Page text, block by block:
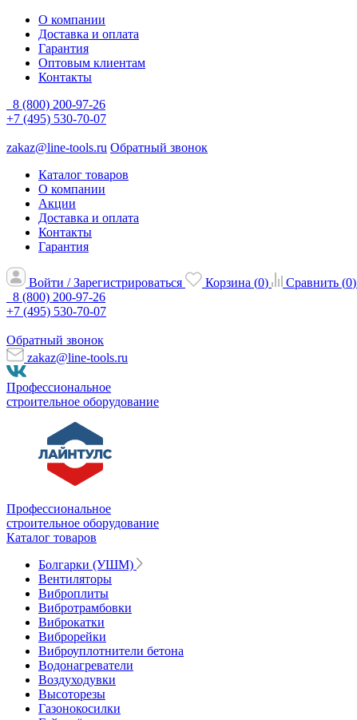
О компании
Доставка и оплата
Гарантия
Оптовым клиентам
Контакты
8 (800) 200-97-26
+7 (495) 530-70-07
zakaz@line-tools.ru Обратный звонок
Каталог товаров
О компании
Акции
Доставка и оплата
Контакты
Гарантия
Войти / Зарегистрироваться Корзина (0) Сравнить (0)
8 (800) 200-97-26
+7 (495) 530-70-07
Обратный звонок
zakaz@line-tools.ru
Профессиональное
строительное оборудование
Профессиональное
строительное оборудование
Каталог товаров
Болгарки (УШМ)
Вентиляторы
Виброплиты
Вибротрамбовки
Виброкатки
Виброрейки
Виброуплотнители бетона
Водонагреватели
Воздуходувки
Высоторезы
Газонокосилки